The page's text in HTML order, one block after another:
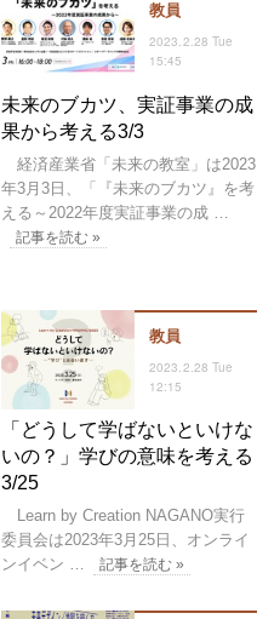
教員
2023.2.28 Tue
15:45
未来のブカツ、実証事業の成
果から考える3/3
経済産業省「未来の教室」は2023
年3月3日、「『未来のブカツ』を考
える～2022年度実証事業の成 …
記事を読む »
教員
2023.2.28 Tue
12:15
「どうして学ばないといけな
いの？」学びの意味を考える
3/25
Learn by Creation NAGANO実行
委員会は2023年3月25日、オンライ
ンイベン …
記事を読む »